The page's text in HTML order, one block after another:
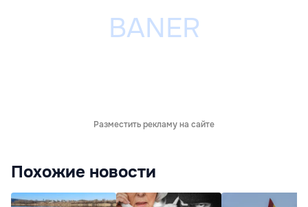
Разместить рекламу на сайте
Похожие новости